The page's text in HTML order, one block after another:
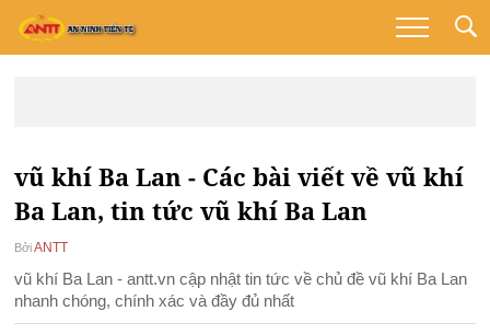
vũ khí Ba Lan - Các bài viết về vũ khí
Ba Lan, tin tức vũ khí Ba Lan
Bởi ANTT
vũ khí Ba Lan - antt.vn cập nhật tin tức về chủ đề vũ khí Ba Lan
nhanh chóng, chính xác và đầy đủ nhất